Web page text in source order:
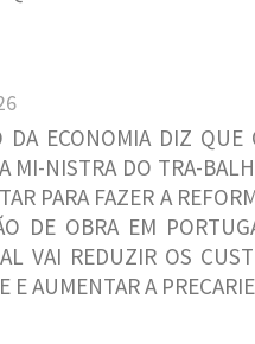
DA ECONOMIA DIZ QUE
MI-NISTRA DO TRA-
PARA FAZER A
DE OBRA EM
VAI REDUZIR OS
E AUMENTAR A